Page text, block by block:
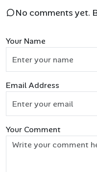
No comments yet.
Your Name
Email Address
Your Comment